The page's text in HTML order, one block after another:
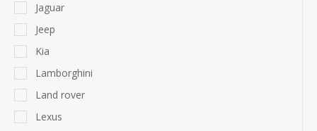
Jaguar
Jeep
Kia
Lamborghini
Land rover
Lexus